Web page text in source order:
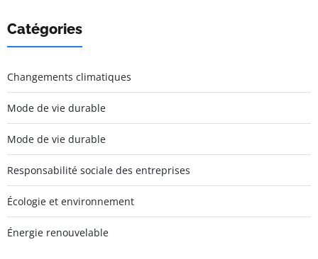
Catégories
Changements climatiques
Mode de vie durable
Mode de vie durable
Responsabilité sociale des entreprises
Écologie et environnement
Énergie renouvelable